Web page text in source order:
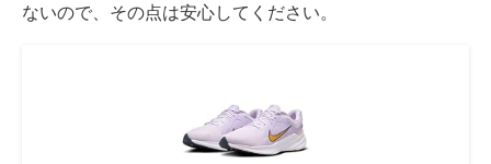
ないので、その点は安心してください。